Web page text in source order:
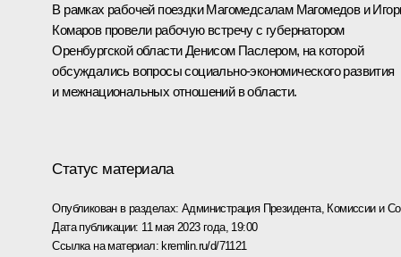
В рамках рабочей поездки Магомедсалам Магомедов и
Комаровпровели рабочую встречу с губернатором
Оренбургской области Денисом Паслером, на которой
обсуждались вопросы социально-экономического развития
и межнациональных отношений в области.
Статус материала
Опубликован в разделах: Администрация Президента, Комиссии и
Дата публикации: 11 мая 2023 года, 19:00
Ссылка на материал: kremlin.ru/d/71121